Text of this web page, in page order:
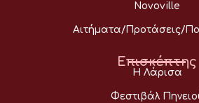
Novoville
Αιτήματα/Προτάσεις/
Επισκέπτης
Η Λάρισα
Φεστιβάλ